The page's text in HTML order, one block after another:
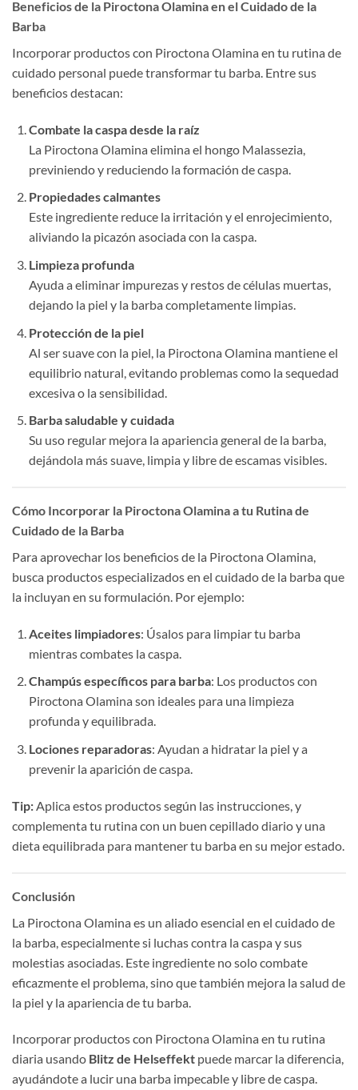
Beneficios de la Piroctona Olamina en el Cuidado de la
Barba
Incorporar productos con Piroctona Olamina en tu rutina de
cuidado personal puede transformar tu barba. Entre sus
beneficios destacan:
Combate la caspa desde la raíz
La Piroctona Olamina elimina el hongo Malassezia,
previniendo y reduciendo la formación de caspa.
Propiedades calmantes
Este ingrediente reduce la irritación y el enrojecimiento,
aliviando la picazón asociada con la caspa.
Limpieza profunda
Ayuda a eliminar impurezas y restos de células muertas,
dejando la piel y la barba completamente limpias.
Protección de la piel
Al ser suave con la piel, la Piroctona Olamina mantiene el
equilibrio natural, evitando problemas como la sequedad
excesiva o la sensibilidad.
Barba saludable y cuidada
Su uso regular mejora la apariencia general de la barba,
dejándola más suave, limpia y libre de escamas visibles.
Cómo Incorporar la Piroctona Olamina a tu Rutina de
Cuidado de la Barba
Para aprovechar los beneficios de la Piroctona Olamina,
busca productos especializados en el cuidado de la barba que
la incluyan en su formulación. Por ejemplo:
Aceites limpiadores: Úsalos para limpiar tu barba
mientras combates la caspa.
Champús específicos para barba: Los productos con
Piroctona Olamina son ideales para una limpieza
profunda y equilibrada.
Lociones reparadoras: Ayudan a hidratar la piel y a
prevenir la aparición de caspa.
Tip: Aplica estos productos según las instrucciones, y
complementa tu rutina con un buen cepillado diario y una
dieta equilibrada para mantener tu barba en su mejor estado.
Conclusión
La Piroctona Olamina es un aliado esencial en el cuidado de
la barba, especialmente si luchas contra la caspa y sus
molestias asociadas. Este ingrediente no solo combate
eficazmente el problema, sino que también mejora la salud de
la piel y la apariencia de tu barba.
Incorporar productos con Piroctona Olamina en tu rutina
diaria usando Blitz de Helseffekt puede marcar la diferencia,
ayudándote a lucir una barba impecable y libre de caspa.